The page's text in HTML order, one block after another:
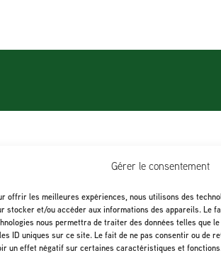
Gérer le consentement
offrir les meilleures expériences, nous utilisons des
stocker et/ou accéder aux informations des appareils. Le
nous permettra de traiter des données telles que
ID uniques sur ce site. Le fait de ne pas consentir ou de
un effet négatif sur certaines caractéristiques et